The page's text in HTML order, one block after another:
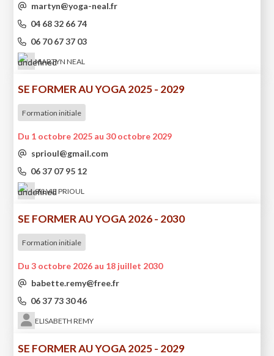
martyn@yoga-neal.fr
04 68 32 66 74
06 70 67 37 03
MARTYN NEAL
SE FORMER AU YOGA 2025 - 2029
Formation initiale
Du 1 octobre 2025 au 30 octobre 2029
sprioul@gmail.com
06 37 07 95 12
SYLVIE PRIOUL
SE FORMER AU YOGA 2026 - 2030
Formation initiale
Du 3 octobre 2026 au 18 juillet 2030
babette.remy@free.fr
06 37 73 30 46
ELISABETH REMY
SE FORMER AU YOGA 2025 - 2029